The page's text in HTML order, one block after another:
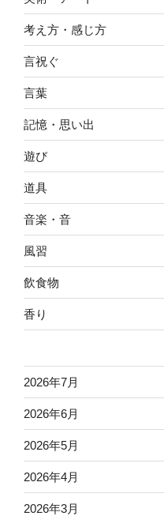
考え方・感じ方
言祝ぐ
言葉
記憶・思い出
遊び
道具
音楽・音
風習
飲食物
香り
2026年7月
2026年6月
2026年5月
2026年4月
2026年3月